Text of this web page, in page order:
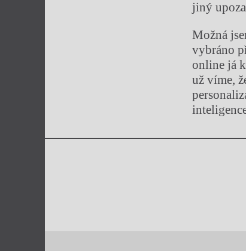
jiný
Možná
vybráno
online já
už víme,